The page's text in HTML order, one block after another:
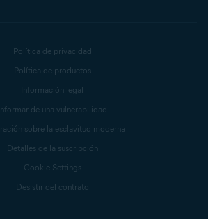
Política de privacidad
Política de productos
Información legal
de una vulnerabilidad
sobre la esclavitud moderna
Detalles de la suscripción
Cookie Settings
Desistir del contrato